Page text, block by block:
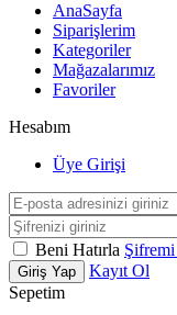
AnaSayfa
Siparişlerim
Kategoriler
Mağazalarımız
Favoriler
Hesabım
Üye Girişi
Beni Hatırla
Giriş Yap
Kayıt Ol
Sepetim